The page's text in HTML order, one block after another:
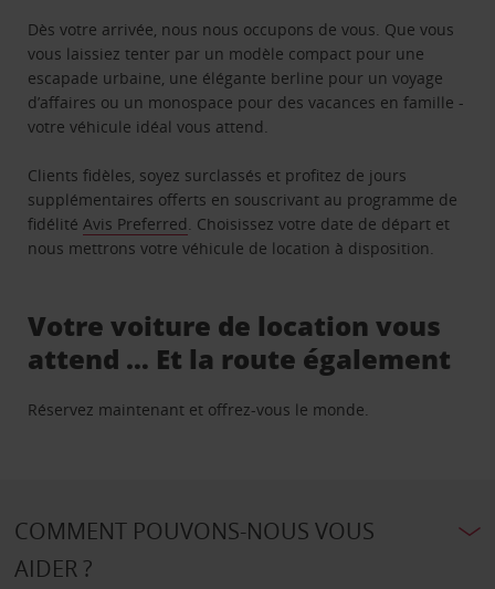
Dès votre arrivée, nous nous occupons de vous. Que vous
vous laissiez tenter par un modèle compact pour une
escapade urbaine, une élégante berline pour un voyage
d’affaires ou un monospace pour des vacances en famille -
votre véhicule idéal vous attend.
Clients fidèles, soyez surclassés et profitez de jours
supplémentaires offerts en souscrivant au programme de
fidélité Avis Preferred . Choisissez votre date de départ et
nous mettrons votre véhicule de location à disposition.
Votre voiture de location vous
attend … Et la route également
Réservez maintenant et offrez-vous le monde.
COMMENT POUVONS-NOUS VOUS
AIDER ?